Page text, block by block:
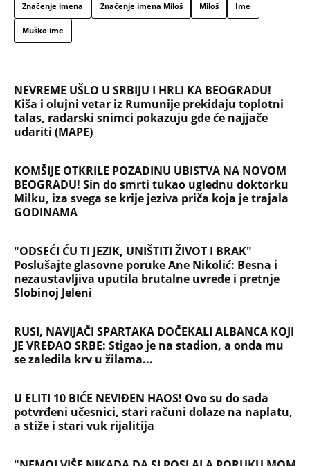
Značenje imena Značenje imena Miloš Miloš Ime
Muško ime
NEVREME UŠLO U SRBIJU I HRLI KA BEOGRADU!
Kiša i olujni vetar iz Rumunije prekidaju toplotni
talas, radarski snimci pokazuju gde će najjače
udariti (MAPE)
KOMŠIJE OTKRILE POZADINU UBISTVA NA NOVOM
BEOGRADU! Sin do smrti tukao uglednu doktorku
Milku, iza svega se krije jeziva priča koja je trajala
GODINAMA
"ODSEĆI ĆU TI JEZIK, UNIŠTITI ŽIVOT I BRAK"
Poslušajte glasovne poruke Ane Nikolić: Besna i
nezaustavljiva uputila brutalne uvrede i pretnje
Slobinoj Jeleni
RUSI, NAVIJAČI SPARTAKA DOČEKALI ALBANCA KOJI
JE VREĐAO SRBE: Stigao je na stadion, a onda mu
se zaledila krv u žilama...
U ELITI 10 BIĆE NEVIĐEN HAOS! Ovo su do sada
potvrđeni učesnici, stari računi dolaze na naplatu,
a stiže i stari vuk rijalitija